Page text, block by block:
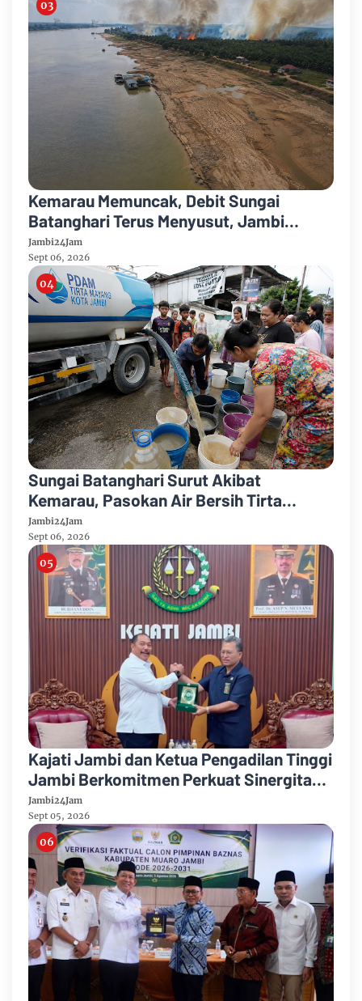
Kemarau Memuncak, Debit Sungai
Batanghari Terus Menyusut, Jambi
Hadapi Ancaman Krisis Air Bersih dan
Karhutla
Jambi24Jam
Sept 06, 2026
Sungai Batanghari Surut Akibat
Kemarau, Pasokan Air Bersih Tirta
Mayang Jambi Keruh
Jambi24Jam
Sept 06, 2026
Kajati Jambi dan Ketua Pengadilan Tinggi
Jambi Berkomitmen Perkuat Sinergitas
Penegakan Hukum
Jambi24Jam
Sept 05, 2026